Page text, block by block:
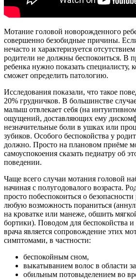
Мотание головой новорожденного
совершенно безобидные причины.
нечасто и характеризуется
родители не должны беспокоиться. В
ребенка нужно показать специалисту,
сможет определить патологию.
Исследования показали, что такое
20% грудничков. В большинстве
малыш отвлекает себя (на
ощущений, доставляющих ему
незначительные боли в ушках или
зубиков. Особого беспокойства у
должно. Просто на плановом приёме
самоуспокоения сказать педиатру об
поведении.
Чаще всего случаи мотания головой
начиная с полугодовалого возраста.
просто побеспокоиться о
любую возможность пораниться
на кроватке или манеже, обшить
бортики). Поводом для беспокойства
врача является сопровождение этих
симптомами, в частности:
беспокойным сном,
выкатыванием волос в области
обильным потовыделением во